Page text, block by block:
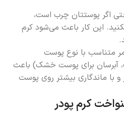
اگر پوستتان چرب است،
این کار باعث می‌شود کرم
متناسب با نوع پوست
آبرسان برای پوست خشک) باعث
با ماندگاری بیشتر روی پوست
کرم پودر